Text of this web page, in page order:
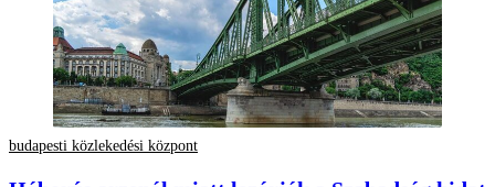
budapesti közlekedési központ